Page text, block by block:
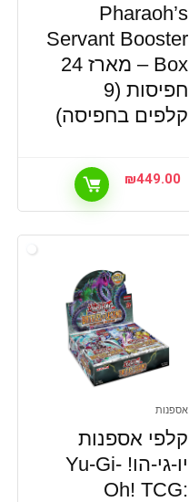
Pharaoh’s
Servant Booster
Box – מארז 24
חפיסות (9
קלפים בחפיסה)
₪449.00
אספנות
קלפי אספנות
יו-גי-הו! Yu-Gi-
Oh! TCG: